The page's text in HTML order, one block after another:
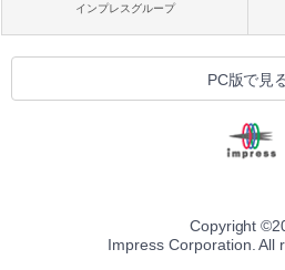
インプレスグループ
PC版で見
Copyright ©
Impress Corporation. All